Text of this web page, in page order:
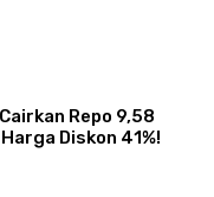
Repo 9,58
Diskon 41%!